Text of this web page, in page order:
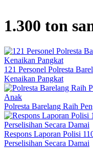
1.300 ton
121 Personel Polresta
Kenaikan Pangkat
Polresta Barelang Raih
Respons Laporan Polisi
Perselisihan Secara Damai